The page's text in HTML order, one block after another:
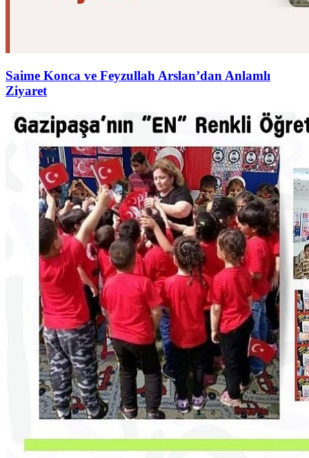
Saime Konca ve Feyzullah Arslan’dan Anlamlı
Ziyaret